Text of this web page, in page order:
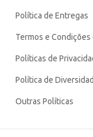
Política de Entregas
Termos e Condições
Políticas de
Política de
Outras Políticas